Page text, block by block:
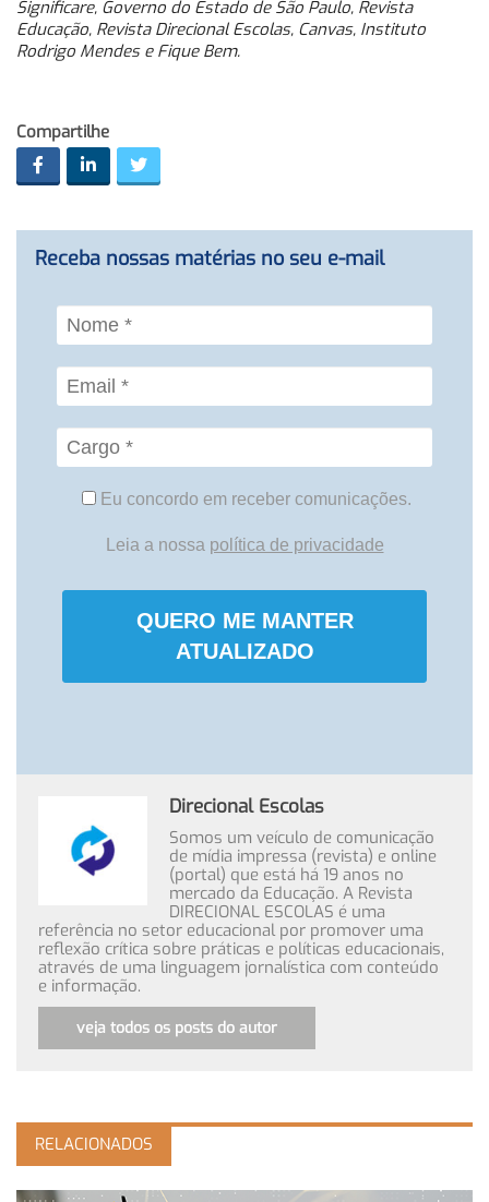
Significare, Governo do Estado de São Paulo, Revista
Educação, Revista Direcional Escolas, Canvas, Instituto
Rodrigo Mendes e Fique Bem.
Compartilhe
Receba nossas matérias no seu e-mail
Eu concordo em receber comunicações.
Leia a nossa política de privacidade
QUERO ME MANTER
ATUALIZADO
Direcional Escolas
Somos um veículo de comunicação
de mídia impressa (revista) e online
(portal) que está há 19 anos no
mercado da Educação. A Revista
DIRECIONAL ESCOLAS é uma
referência no setor educacional por promover uma
reflexão crítica sobre práticas e políticas educacionais,
através de uma linguagem jornalística com conteúdo
e informação.
veja todos os posts do autor
RELACIONADOS